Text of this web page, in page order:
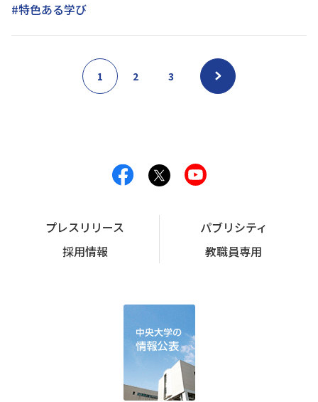
#特色ある学び
1 2 3
プレスリリース
パブリシティ
採用情報
教職員専用